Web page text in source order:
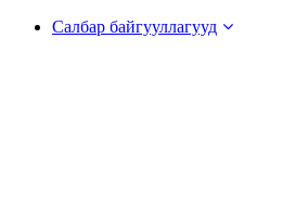
Салбар байгууллагууд